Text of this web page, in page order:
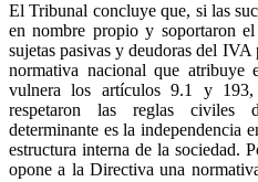
El Tribunal concluye que, si las
en nombre propio y soportaron
sujetas pasivas y deudoras del IVA
normativa nacional que atribuye
vulnera los artículos 9.1 y
respetaron las reglas civiles
determinante es la independencia
estructura interna de la sociedad.
opone a la Directiva una